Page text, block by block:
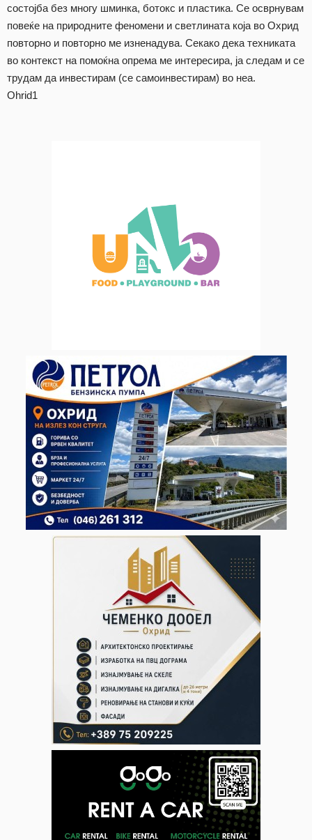
состојба без многу шминка, ботокс и пластика. Се осврнувам
повеќе на природните феномени и светлината која во Охрид
повторно и повторно ме изненадува. Секако дека техниката
во контекст на помоќна опрема ме интересира, ја следам и се
трудам да инвестирам (се самоинвестирам) во неа.
Ohrid1